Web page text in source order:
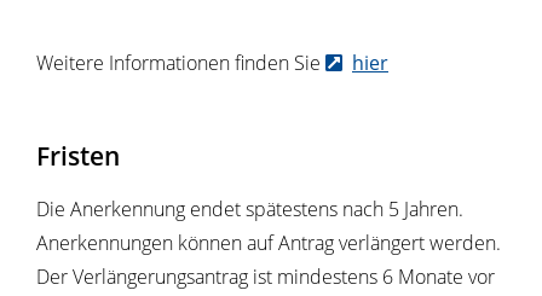
Weitere Informationen finden Sie hier
Fristen
Die Anerkennung endet spätestens nach 5 Jahren.
Anerkennungen können auf Antrag verlängert werden.
Der Verlängerungsantrag ist mindestens 6 Monate vor